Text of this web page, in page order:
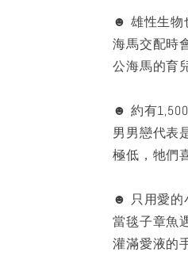
☻ 雄性生物
海馬交配時
公海馬的育
☻ 約有1,500
男男戀代表
極低，牠們
☻ 只用愛的
當毯子章魚
灌滿愛液的